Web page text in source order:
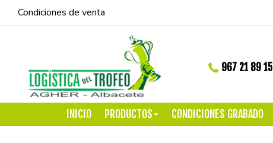
Condiciones de venta
967 21 89 15
INICIO PRODUCTOS CONDICIONES GRABADO